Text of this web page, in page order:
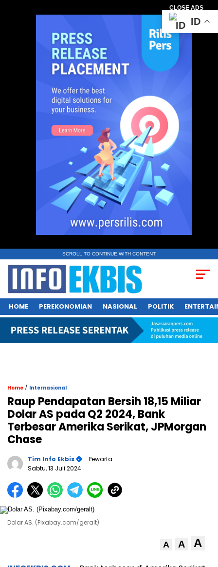
CLOSE ADS
SCROLL TO CONTINUE WITH CONTENT
HOME PEREKONOMIAN NASIONAL POLITIK
Home / Internasional
Raup Pendapatan Bersih 18,15 Miliar
Dolar AS pada Q2 2024, Bank
Terbesar Amerika Serikat, JPMorgan
Chase
Tim Info Ekbis
- Pewarta
Sabtu, 13 Juli 2024
Dolar AS. (Pixabay.com/geralt)
A A A
ID